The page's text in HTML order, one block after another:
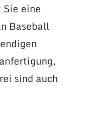
eine
Baseball
sind auch